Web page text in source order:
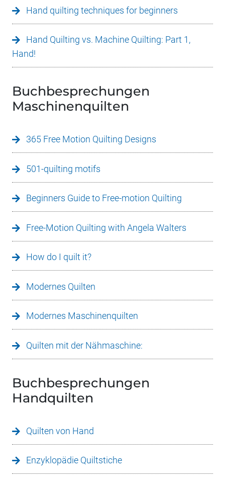
Hand quilting techniques for beginners
Hand Quilting vs. Machine Quilting: Part 1,
Hand!
Buchbesprechungen
Maschinenquilten
365 Free Motion Quilting Designs
501-quilting motifs
Beginners Guide to Free-motion Quilting
Free-Motion Quilting with Angela Walters
How do I quilt it?
Modernes Quilten
Modernes Maschinenquilten
Quilten mit der Nähmaschine:
Buchbesprechungen
Handquilten
Quilten von Hand
Enzyklopädie Quiltstiche